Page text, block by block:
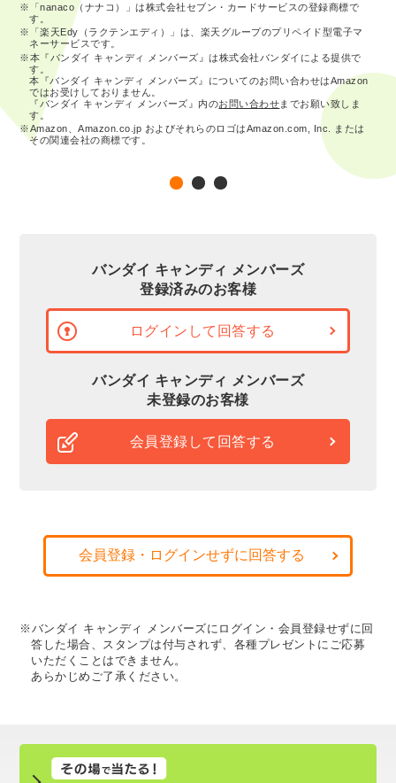
※「nanaco（ナナコ）」は株式会社セブン・カードサービスの登録商標で
す。
※「楽天Edy（ラクテンエディ）」は、楽天グループのプリペイド型電子マ
ネーサービスです。
※本『バンダイ キャンディ メンバーズ』は株式会社バンダイによる提供で
す。
本『バンダイ キャンディ メンバーズ』についてのお問い合わせはAmazon
ではお受けしておりません。
『バンダイ キャンディ メンバーズ』内のお問い合わせまでお願い致しま
す。
※Amazon、Amazon.co.jp およびそれらのロゴはAmazon.com, Inc. または
その関連会社の商標です。
バンダイ キャンディ メンバーズ
登録済みのお客様
ログインして回答する
バンダイ キャンディ メンバーズ
未登録のお客様
会員登録して回答する
会員登録・ログインせずに回答する
※バンダイ キャンディ メンバーズにログイン・会員登録せずに回
答した場合、スタンプは付与されず、各種プレゼントにご応募
いただくことはできません。
あらかじめご了承ください。